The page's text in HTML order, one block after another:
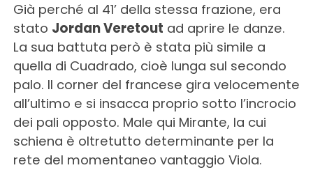
Già perché al 41’ della stessa frazione, era
stato Jordan Veretout ad aprire le danze.
La sua battuta però è stata più simile a
quella di Cuadrado, cioè lunga sul secondo
palo. Il corner del francese gira velocemente
all’ultimo e si insacca proprio sotto l’incrocio
dei pali opposto. Male qui Mirante, la cui
schiena è oltretutto determinante per la
rete del momentaneo vantaggio Viola.